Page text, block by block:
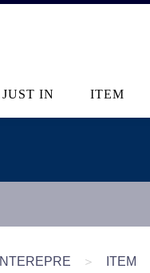
JUST IN ITEM
INTEREPRE ＞ ITEM